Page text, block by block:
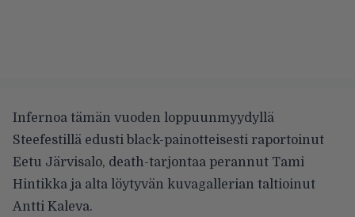
Infernoa tämän vuoden loppuunmyydyllä
Steefestillä edusti black-painotteisesti raportoinut
Eetu Järvisalo, death-tarjontaa perannut Tami
Hintikka ja alta löytyvän kuvagallerian taltioinut
Antti Kaleva.